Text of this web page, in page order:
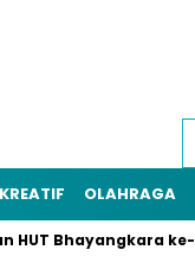
OLAHRAGA
Bhayangkara ke-78